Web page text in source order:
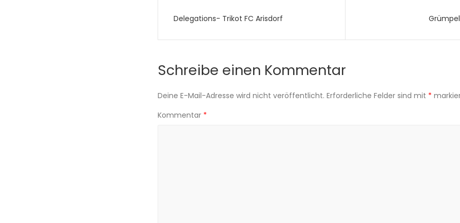
Delegations- Trikot FC Arisdorf
Schreibe einen Kommentar
Deine E-Mail-Adresse wird nicht veröffentlicht. Erforderliche Felder sind mit *
Kommentar *